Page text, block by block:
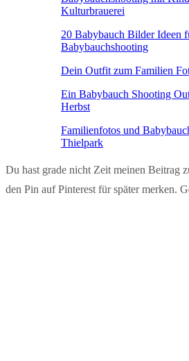
Kulturbrauerei
20 Babybauch Bilder Ideen
Babybauchshooting
Dein Outfit zum Familien
Ein Babybauch Shooting
Herbst
Familienfotos und
Thielpark
Du hast grade nicht Zeit meinen Beitrag
den Pin auf Pinterest für später merken.